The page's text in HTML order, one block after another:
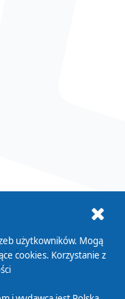
Informacji
użytkowników. Mogą
cookies. Korzystanie z